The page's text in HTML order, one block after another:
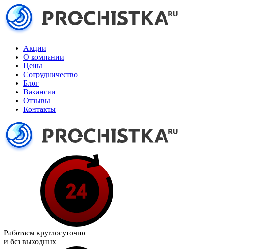
Акции
О компании
Цены
Сотрудничество
Блог
Вакансии
Отзывы
Контакты
Работаем круглосуточно
и без выходных